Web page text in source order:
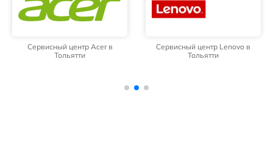
Сервисный центр Acer в
Тольятти
Сервисный центр Lenovo в
Тольятти